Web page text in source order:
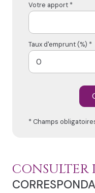
Votre apport *
Taux d'emprunt (%) *
* Champs
CONSULTER